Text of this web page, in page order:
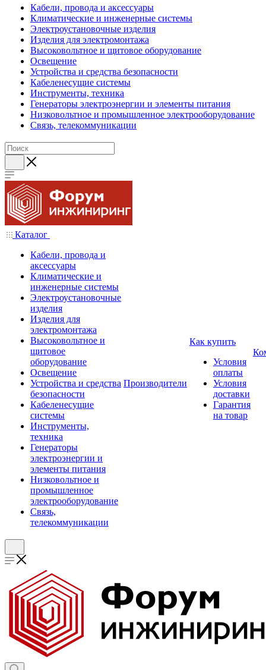
Кабели, провода и аксессуары
Климатические и инженерные системы
Электроустановочные изделия
Изделия для электромонтажа
Высоковольтное и щитовое оборудование
Освещение
Устройства и средства безопасности
Кабеленесущие системы
Инструменты, техника
Генераторы электроэнергии и элементы питания
Низковольтное и промышленное электрооборудование
Связь, телекоммуникации
Каталог
Кабели, провода и
аксессуары
Климатические и
инженерные системы
Электроустановочные
изделия
Изделия для
электромонтажа
Высоковольтное и
щитовое
оборудование
Освещение
Устройства и средства
безопасности
Кабеленесущие
системы
Инструменты,
техника
Генераторы
электроэнергии и
элементы питания
Низковольтное и
промышленное
электрооборудование
Связь,
телекоммуникации
Производители
Как купить
Условия
оплаты
Условия
доставки
Гарантия
на товар